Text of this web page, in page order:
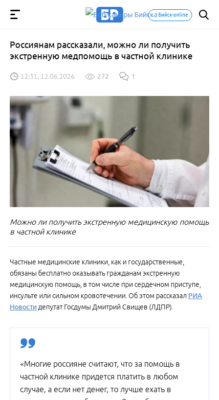
Бийск-online
Россиянам рассказали, можно ли получить
экстренную медпомощь в частной клинике
12:31, 12.06.2026 272 1
Можно ли получить экстренную медицинскую помощь
в частной клинике
Частные медицинские клиники, как и государственные,
обязаны бесплатно оказывать гражданам экстренную
медицинскую помощь, в том числе при сердечном приступе,
инсульте или сильном кровотечении. Об этом рассказал РИА
Новостидепутат Госдумы Дмитрий Свищев (ЛДПР).
«Многие россияне считают, что за помощь в
частной клинике придется платить в любом
случае, а если нет денег, то лучше ехать в